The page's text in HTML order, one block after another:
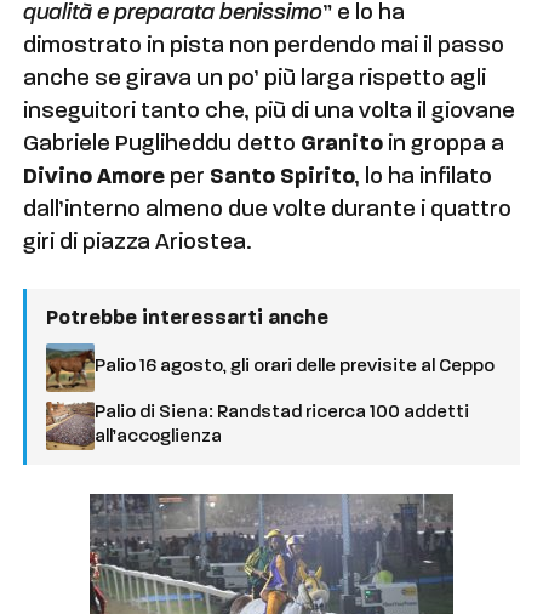
qualità e preparata benissimo” e lo ha
dimostrato in pista non perdendo mai il passo
anche se girava un po’ più larga rispetto agli
inseguitori tanto che, più di una volta il giovane
Gabriele Pugliheddu detto Granito in groppa a
Divino Amore per Santo Spirito, lo ha infilato
dall’interno almeno due volte durante i quattro
giri di piazza Ariostea.
Potrebbe interessarti anche
Palio 16 agosto, gli orari delle previsite al Ceppo
Palio di Siena: Randstad ricerca 100 addetti
all’accoglienza